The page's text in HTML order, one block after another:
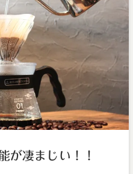
が凄まじい！！